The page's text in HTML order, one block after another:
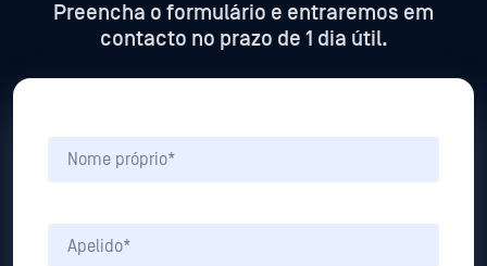
Preencha o formulário e entraremos em
contacto no prazo de 1 dia útil.